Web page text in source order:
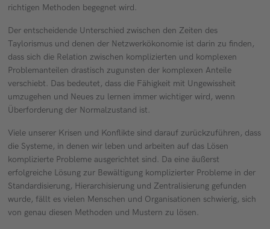
richtigen Methoden begegnet wird.
Der entscheidende Unterschied zwischen den Zeiten des
Taylorismus und denen der Netzwerkökonomie ist darin zu finden,
dass sich die Relation zwischen komplizierten und komplexen
Problemanteilen drastisch zugunsten der komplexen Anteile
verschiebt. Das bedeutet, dass die Fähigkeit mit Ungewissheit
umzugehen und Neues zu lernen immer wichtiger wird, wenn
Überforderung der Normalzustand ist.
Viele unserer Krisen und Konflikte sind darauf zurückzuführen, dass
die Systeme, in denen wir leben und arbeiten auf das Lösen
komplizierte Probleme ausgerichtet sind. Da eine äußerst
erfolgreiche Lösung zur Bewältigung komplizierter Probleme in der
Standardisierung, Hierarchisierung und Zentralisierung gefunden
wurde, fällt es vielen Menschen und Organisationen schwierig, sich
von genau diesen Methoden und Mustern zu lösen.